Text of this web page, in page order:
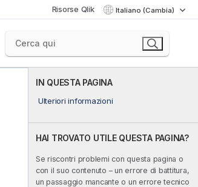
Risorse Qlik Italiano (Cambia)
IN QUESTA PAGINA
Ulteriori informazioni
HAI TROVATO UTILE QUESTA PAGINA?
Se riscontri problemi con questa pagina o
con il suo contenuto – un errore di battitura,
un passaggio mancante o un errore tecnico